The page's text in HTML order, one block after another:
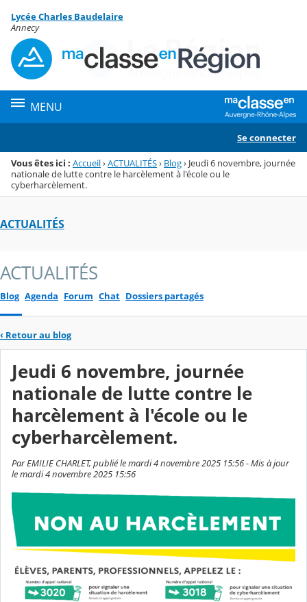
Menu de la rubrique
Contenu
Lycée Charles Baudelaire
Annecy
MENU
Se connecter
Vous êtes ici : Accueil›ACTUALITÉS› Blog› Jeudi 6 novembre, journée
nationale de lutte contre le harcèlement à l'école ou le
cyberharcèlement.
ACTUALITÉS
ACTUALITÉS
Blog Agenda Forum Chat Dossiers partagés
‹ Retour au blog
Jeudi 6 novembre, journée
nationale de lutte contre le
harcèlement à l'école ou le
cyberharcèlement.
Par EMILIE CHARLET, publié le mardi 4 novembre 2025 15:56 - Mis à jour
le mardi 4 novembre 2025 15:56